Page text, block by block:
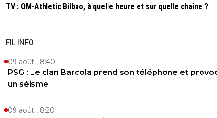
TV : OM-Athletic Bilbao, à quelle heure et sur quelle chaîne ?
FIL INFO
09 août , 8:40
PSG : Le clan Barcola prend son téléphone et
un séisme
09 août , 8:20